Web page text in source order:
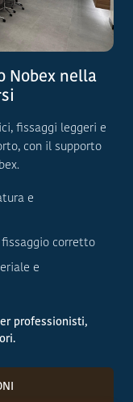
Nobex nella
fissaggi leggeri e
con il supporto
e
corretto
e
professionisti,